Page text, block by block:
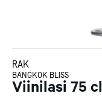
RAK
BANGKOK BLISS
Viinilasi 75 cl